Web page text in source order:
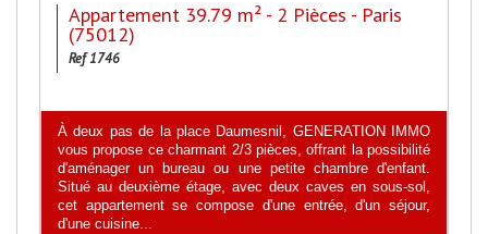
Appartement 39.79 m² - 2 Pièces - Paris
(75012)
Ref 1746
À deux pas de la place Daumesnil, GENERATION IMMO
vous propose ce charmant 2/3 pièces, offrant la possibilité
d'aménager un bureau ou une petite chambre d'enfant.
Situé au deuxième étage, avec deux caves en sous-sol,
cet appartement se compose d'une entrée, d'un séjour,
d'une cuisine...